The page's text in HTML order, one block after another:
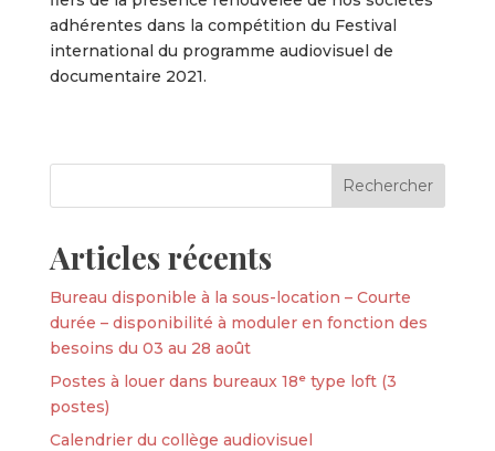
adhérentes dans la compétition du Festival
international du programme audiovisuel de
documentaire 2021.
Articles récents
Bureau disponible à la sous-location – Courte
durée – disponibilité à moduler en fonction des
besoins du 03 au 28 août
Postes à louer dans bureaux 18ᵉ type loft (3
postes)
Calendrier du collège audiovisuel